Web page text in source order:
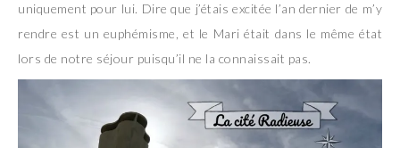
uniquement pour lui. Dire que j’étais excitée l’an dernier de m’y
rendre est un euphémisme, et le Mari était dans le même état
lors de notre séjour puisqu’il ne la connaissait pas.